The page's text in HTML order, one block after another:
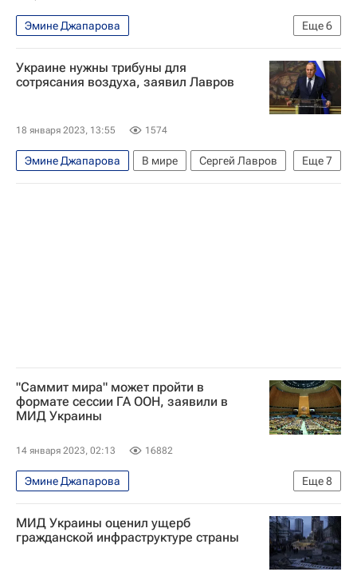
Еще6
Эмине Джапарова
Специальная военная операция на Украине
В мире
Киев Украина
Одри Азуле
Украине нужны трибуны для
сотрясания воздуха, заявил Лавров
18 января 2023, 13:55 1574
Еще7
Эмине Джапарова В мире
Сергей Лавров
Урсула фон дер Ляйен
Киев
Украина
"Саммит мира" может пройти в
формате сессии ГА ООН, заявили в
МИД Украины
14 января 2023, 02:13 16882
Еще8
Эмине Джапарова
Специальная военная операция на Украине
В мире
ООН Украина
МИД Украины оценил ущерб
гражданской инфраструктуре страны